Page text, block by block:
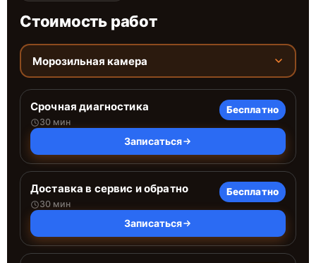
Стоимость работ
Морозильная камера
Срочная диагностика
30 мин
Бесплатно
Записаться
Доставка в сервис и обратно
30 мин
Бесплатно
Записаться